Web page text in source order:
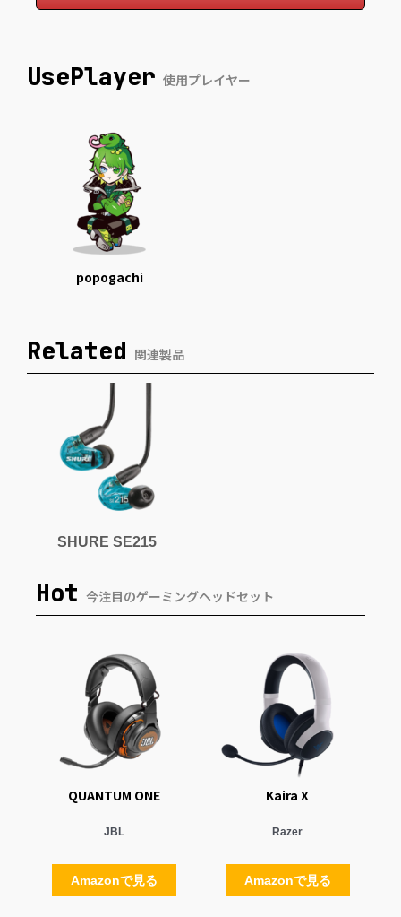
UsePlayer 使用プレイヤー
popogachi
Related 関連製品
SHURE SE215
Hot 今注目のゲーミングヘッドセット
QUANTUM ONE
JBL
Amazonで見る
Kaira X
Razer
Amazonで見る